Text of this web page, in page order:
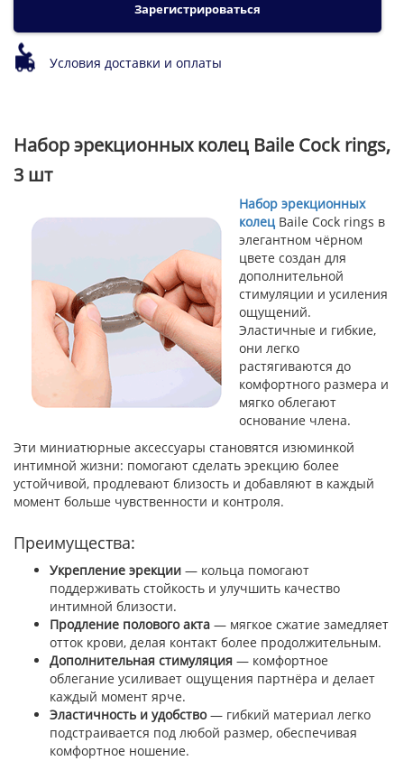
Зарегистрироваться
Условия доставки и оплаты
Набор эрекционных колец Baile Cock rings,
3 шт
Набор эрекционных
колец Baile Cock rings в
элегантном чёрном
цвете создан для
дополнительной
стимуляции и усиления
ощущений.
Эластичные и гибкие,
они легко
растягиваются до
комфортного размера и
мягко облегают
основание члена.
Эти миниатюрные аксессуары становятся изюминкой
интимной жизни: помогают сделать эрекцию более
устойчивой, продлевают близость и добавляют в каждый
момент больше чувственности и контроля.
Преимущества:
Укрепление эрекции — кольца помогают
поддерживать стойкость и улучшить качество
интимной близости.
Продление полового акта — мягкое сжатие замедляет
отток крови, делая контакт более продолжительным.
Дополнительная стимуляция — комфортное
облегание усиливает ощущения партнёра и делает
каждый момент ярче.
Эластичность и удобство— гибкий материал легко
подстраивается под любой размер, обеспечивая
комфортное ношение.